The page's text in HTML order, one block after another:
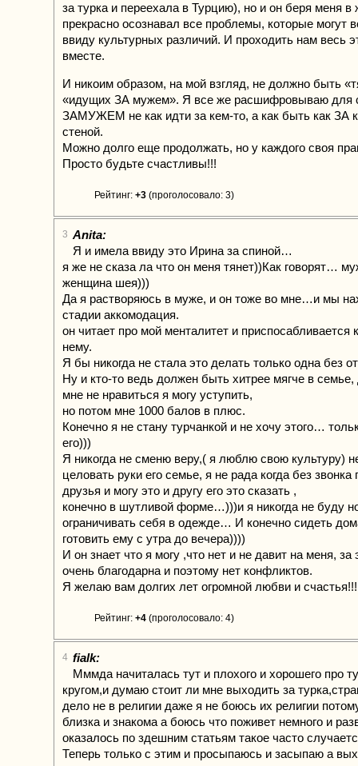
за турка и переехала в Турцию), но и он беря меня в
прекрасно осознавал все проблемы, которые могут
ввиду культурных различий. И проходить нам весь
вместе.
И никоим образом, на мой взгляд, не должно быть
«идущих ЗА мужем». Я все же расшифровываю для
ЗАМУЖЕМ не как идти за кем-то, а как быть как ЗА
стеной.
Можно долго еще продолжать, но у каждого своя
Просто будьте счастливы!!!
Рейтинг: +3 (проголосовало: 3)
3 Anita:
Я и имела ввиду это Ирина за спиной…
я же не сказа ла что он меня тянет))Как говорят…
женщина шея)))
Да я растворяюсь в муже, и он тоже во мне…и мы
стадии аккомодация.
он читает про мой менталитет и приспосабливается
нему.
Я бы никогда не стала это делать только одна без
Ну и кто-то ведь должен быть хитрее мягче в семье,
мне не нравиться я могу уступить,
но потом мне 1000 балов в плюс.
Конечно я не стану турчанкой и не хочу этого…
его)))
Я никогда не сменю веру,( я люблю свою культуру)
целовать руки его семье, я не рада когда без звонка
друзья и могу это и другу его это сказать ,
конечно в шутливой форме…)))и я никогда не буду
ограничивать себя в одежде… И конечно сидеть
готовить ему с утра до вечера))))
И он знает что я могу ,что нет и не давит на меня, за
очень благодарна и поэтому нет конфликтов.
Я желаю вам долгих лет огромной любви и
Рейтинг: +4 (проголосовало: 4)
4 fialk:
Мммда начиталась тут и плохого и хорошего про
кругом,и думаю стоит ли мне выходить за
дело не в религии даже я не боюсь их религии
близка и знакома а боюсь что поживет немного и
оказалось по здешним статьям такое часто
Теперь только с этим и просыпаюсь и засыпаю а